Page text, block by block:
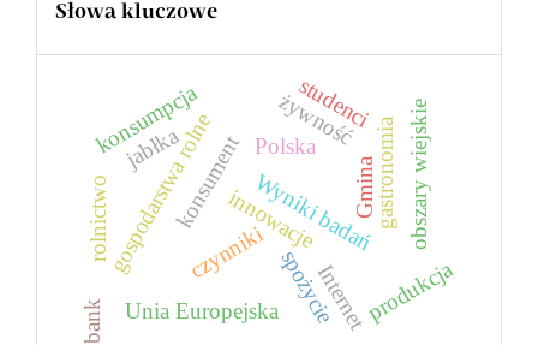
Słowa kluczowe
konsumentWyniki badań
innowacje obszary wiejskie
gospodarstwa rolne
spożycie
Unia Europejska
rolnictwo
Polska
konsumpcja
Gmina
czynniki
Internet
żywność
jabłka
produkcja
gastronomia
bank
studenci